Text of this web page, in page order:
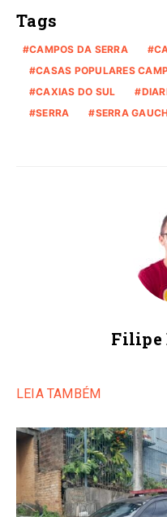
Tags
CAMPOS DA SERRA
CASAS POPULARES
CAXIAS DO SUL
SERRA
SERRA
Filipe
LEIA TAMBÉM